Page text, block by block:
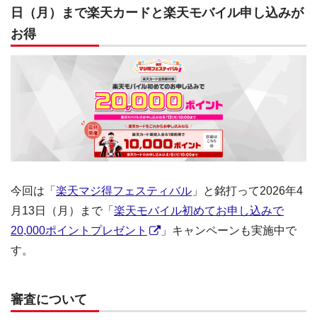
日（月）まで楽天カードと楽天モバイル申し込みが
お得
今回は「 楽天マジ得フェスティバル 」と銘打って2026年4
月13日（月）まで「 楽天モバイル初めてお申し込みで
20,000ポイントプレゼント
」キャンペーンも実施中で
す。
審査について